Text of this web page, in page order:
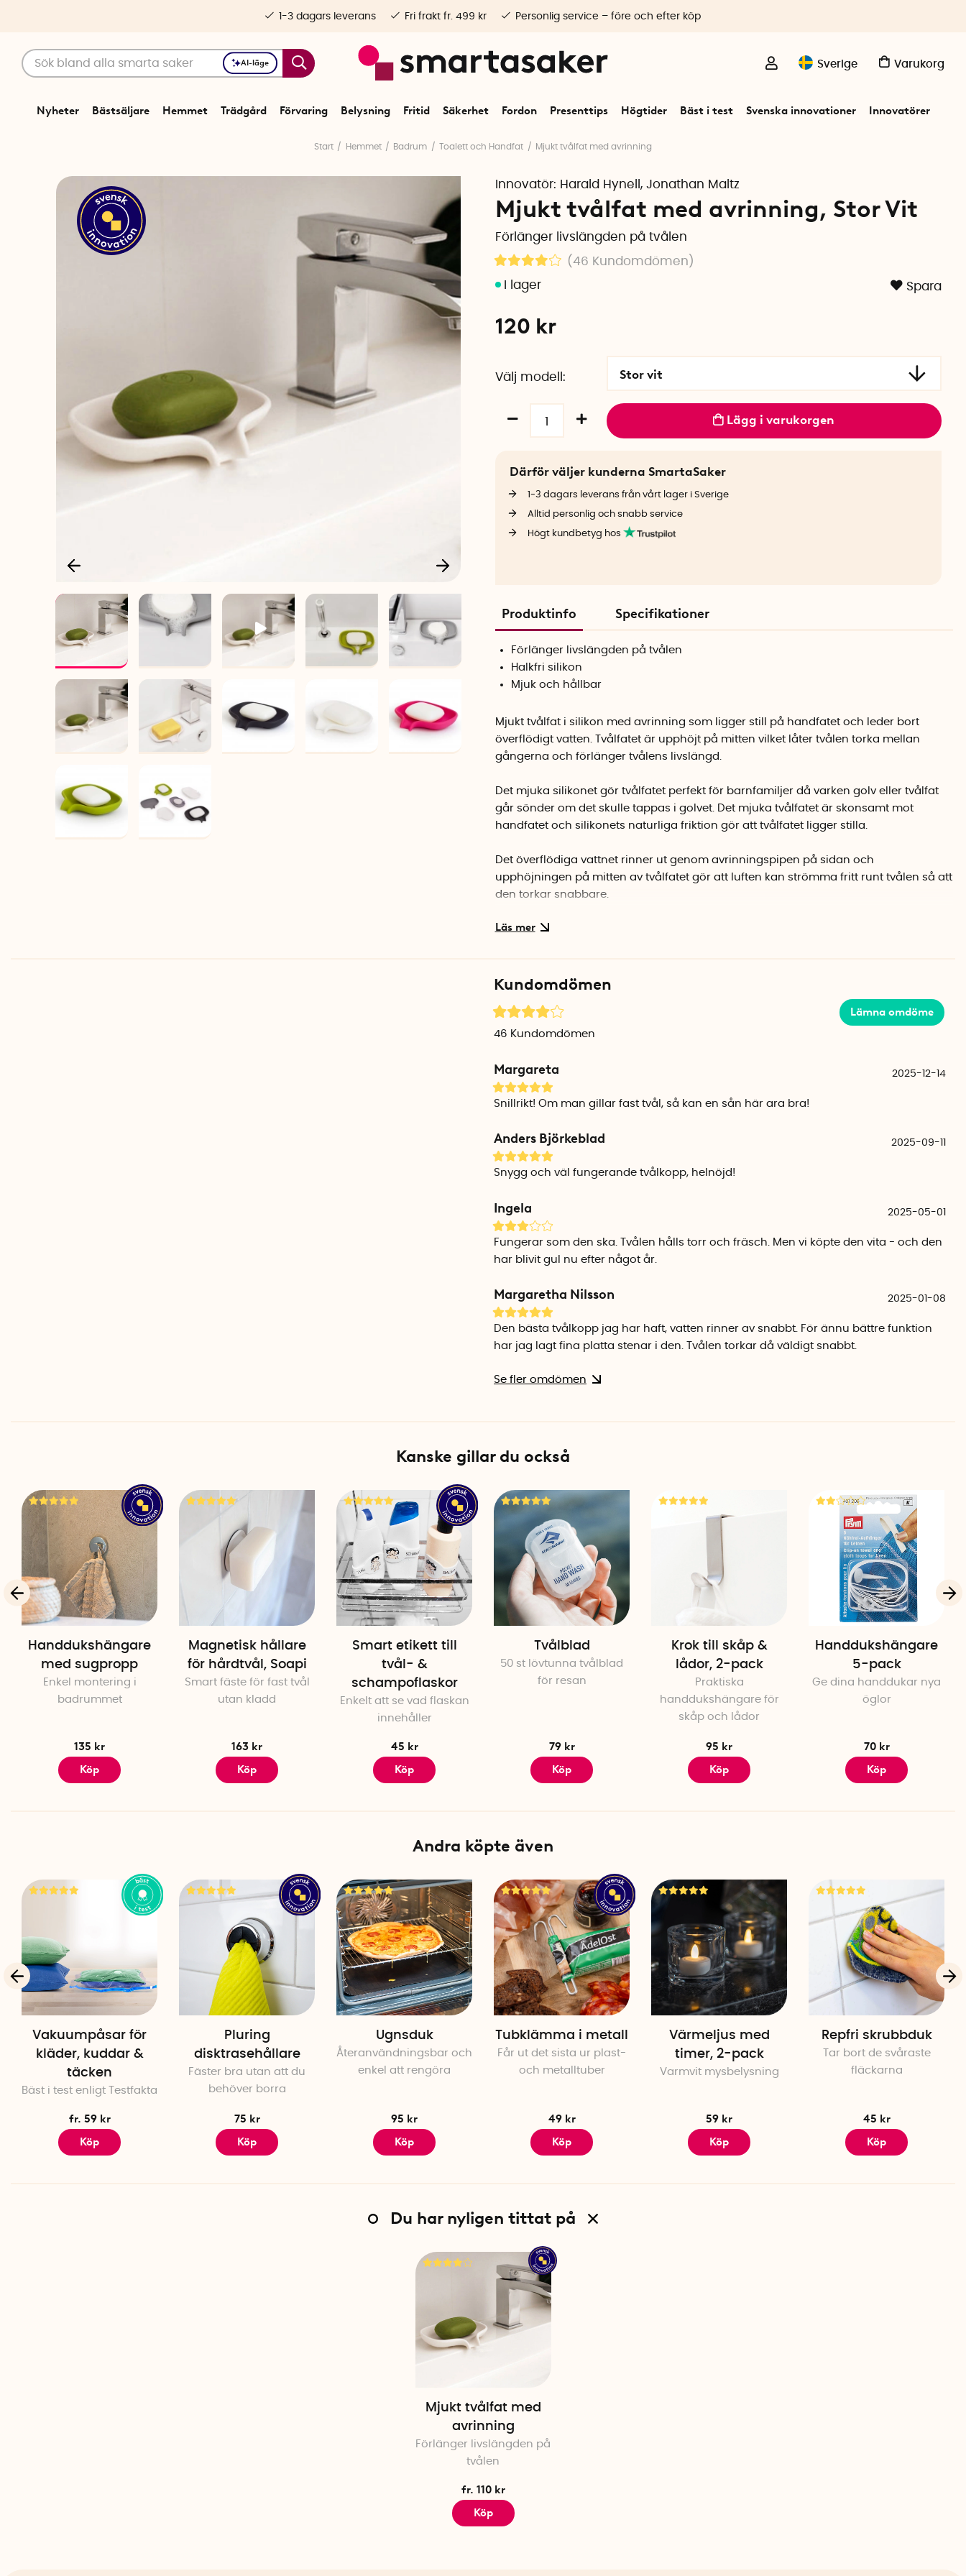
AI-läge Sverige Varukorg
Nyheter Bästsäljare Hemmet Trädgård Förvaring Belysning Fritid Säkerhet Fordon Presenttips Högtider Bäst i test Svenska innovationer Innovatörer
1-3 dagars leverans Fri frakt fr. 499 kr Personlig service – före och efter köp
Start Hemmet Badrum Toalett och Handfat Mjukt tvålfat med avrinning
Innovatör: Harald Hynell, Jonathan Maltz
Mjukt tvålfat med avrinning, Stor Vit
Förlänger livslängden på tvålen
(46 Kundomdömen )
Spara
120 kr
Välj modell Stor vit
Lägg i varukorgen
Därför väljer kunderna SmartaSaker
1-3 dagars leverans från vårt lager i Sverige
Alltid personlig och snabb service
Högt kundbetyg hos
Produktinfo Specifikationer
Förlänger livslängden på tvålen
Halkfri silikon
Mjuk och hållbar
Mjukt tvålfat i silikon med avrinning som ligger still på handfatet och leder bort
överflödigt vatten. Tvålfatet är upphöjt på mitten vilket låter tvålen torka mellan
gångerna och förlänger tvålens livslängd.
Det mjuka silikonet gör tvålfatet perfekt för barnfamiljer då varken golv eller tvålfat
går sönder om det skulle tappas i golvet. Det mjuka tvålfatet är skonsamt mot
handfatet och silikonets naturliga friktion gör att tvålfatet ligger stilla.
Det överflödiga vattnet rinner ut genom avrinningspipen på sidan och
upphöjningen på mitten av tvålfatet gör att luften kan strömma fritt runt tvålen så att
den torkar snabbare.
Det stora tvålfatet rymmer de flesta tvålarna på marknaden och det lite mindre
Tvålfatet finns i två storlekar
Liten: 10,5 cm x 8 cm x 2 cm (innermått: 9,5 x 5 cm)
Kundomdömen
Lämna omdöme
46 Kundomdömen
Margareta 2025-12-14
Snillrikt! Om man gillar fast tvål, så kan en sån här ara bra!
Anders Björkeblad 2025-09-11
Snygg och väl fungerande tvålkopp, helnöjd!
Ingela 2025-05-01
Fungerar som den ska. Tvålen hålls torr och fräsch. Men vi köpte den vita - och den
har blivit gul nu efter något år.
Margaretha Nilsson 2025-01-08
Den bästa tvålkopp jag har haft, vatten rinner av snabbt. För ännu bättre funktion
har jag lagt fina platta stenar i den. Tvålen torkar då väldigt snabbt.
Se fler omdömen
Kanske gillar du också
Handdukshängare
med sugpropp
Enkel montering i
badrummet
135 kr
Köp
Magnetisk hållare
för hårdtvål, Soapi
Smart fäste för fast tvål
utan kladd
163 kr
Köp
Smart etikett till
tvål- &
schampoflaskor
Enkelt att se vad flaskan
innehåller
45 kr
Köp
Tvålblad
50 st lövtunna tvålblad
för resan
79 kr
Köp
Krok till skåp &
lådor, 2-pack
Praktiska
handdukshängare för
skåp och lådor
95 kr
Köp
Handdukshängare
5-pack
Ge dina handdukar nya
öglor
70 kr
Köp
Andra köpte även
Vakuumpåsar för
kläder, kuddar &
täcken
Bäst i test enligt Testfakta
fr. 59 kr
Köp
Pluring
disktrasehållare
Fäster bra utan att du
behöver borra
75 kr
Köp
Ugnsduk
Återanvändningsbar och
enkel att rengöra
95 kr
Köp
Tubklämma i metall
Får ut det sista ur plast-
och metalltuber
49 kr
Köp
Värmeljus med
timer, 2-pack
Varmvit mysbelysning
59 kr
Köp
Repfri skrubbduk
Tar bort de svåraste
fläckarna
45 kr
Köp
Du har nyligen tittat på
Mjukt tvålfat med
avrinning
Förlänger livslängden på
tvålen
fr. 110 kr
Köp